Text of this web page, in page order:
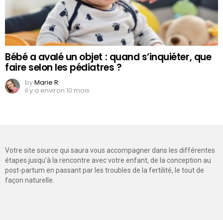
Bébé a avalé un objet : quand s’inquiéter, que
faire selon les pédiatres ?
byMarie R.
il y a environ 10 mois
Votre site source qui saura vous accompagner dans les différentes
étapes jusqu’à la rencontre avec votre enfant, de la conception au
post-partum en passant par les troubles de la fertilité, le tout de
façon naturelle.